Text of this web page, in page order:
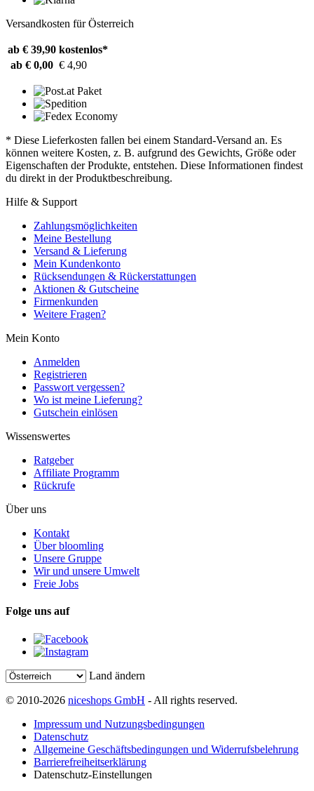
Versandkosten für Österreich
ab € 39,90 kostenlos*
ab € 0,00 € 4,90
* Diese Lieferkosten fallen bei einem Standard-Versand an. Es
können weitere Kosten, z. B. aufgrund des Gewichts, Größe oder
Eigenschaften der Produkte, entstehen. Diese Informationen findest
du direkt in der Produktbeschreibung.
Hilfe & Support
Zahlungsmöglichkeiten
Meine Bestellung
Versand & Lieferung
Mein Kundenkonto
Rücksendungen & Rückerstattungen
Aktionen & Gutscheine
Firmenkunden
Weitere Fragen?
Mein Konto
Anmelden
Registrieren
Passwort vergessen?
Wo ist meine Lieferung?
Gutschein einlösen
Wissenswertes
Ratgeber
Affiliate Programm
Rückrufe
Über uns
Kontakt
Über bloomling
Unsere Gruppe
Wir und unsere Umwelt
Freie Jobs
Folge uns auf
Land ändern
© 2010-2026 niceshops GmbH - All rights reserved.
Impressum und Nutzungsbedingungen
Datenschutz
Allgemeine Geschäftsbedingungen und Widerrufsbelehrung
Barrierefreiheitserklärung
Datenschutz-Einstellungen